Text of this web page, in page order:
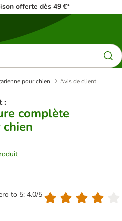
offerte dès 49 €*
pour chien Avis de client
:
complète
to 5: 4.0/5